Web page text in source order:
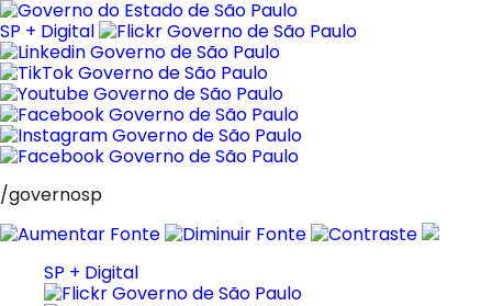
Pular
para
o
conteúdo
SP + Digital
/governosp
SP + Digital